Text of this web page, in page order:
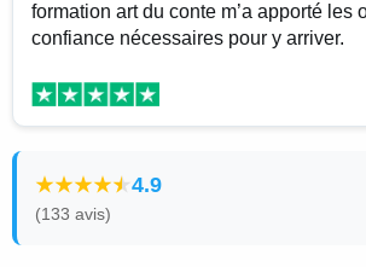
formation art du conte m’a apporté les
confiance nécessaires pour y arriver.
4.9
(133 avis)